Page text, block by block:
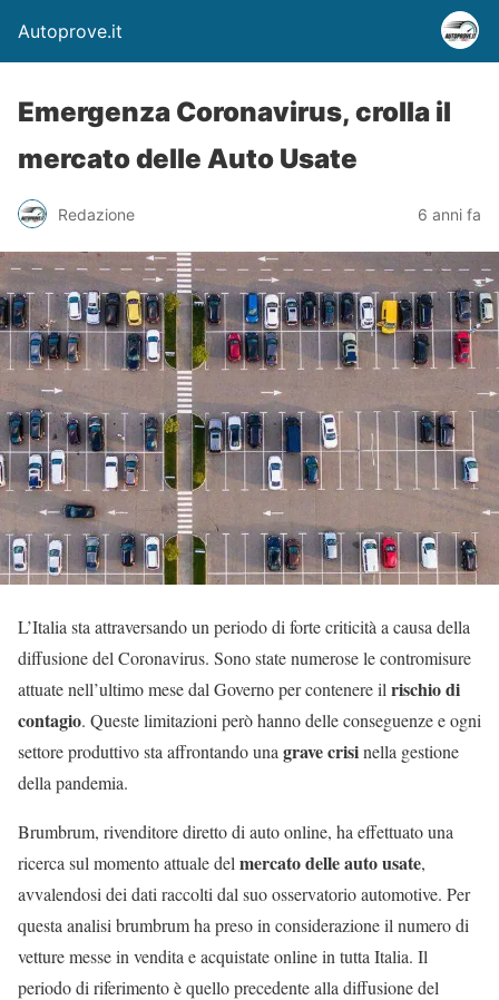
Autoprove.it
Emergenza Coronavirus, crolla il
mercato delle Auto Usate
Redazione 6 anni fa
L’Italia sta attraversando un periodo di forte criticità a causa della
diffusione del Coronavirus. Sono state numerose le contromisure
attuate nell’ultimo mese dal Governo per contenere il rischio di
contagio. Queste limitazioni però hanno delle conseguenze e ogni
settore produttivo sta affrontando una grave crisinella gestione
della pandemia.
Brumbrum, rivenditore diretto di auto online, ha effettuato una
ricerca sul momento attuale del mercato delle auto usate,
avvalendosi dei dati raccolti dal suo osservatorio automotive. Per
questa analisi brumbrum ha preso in considerazione il numero di
vetture messe in vendita e acquistate online in tutta Italia. Il
periodo di riferimento è quello precedente alla diffusione del